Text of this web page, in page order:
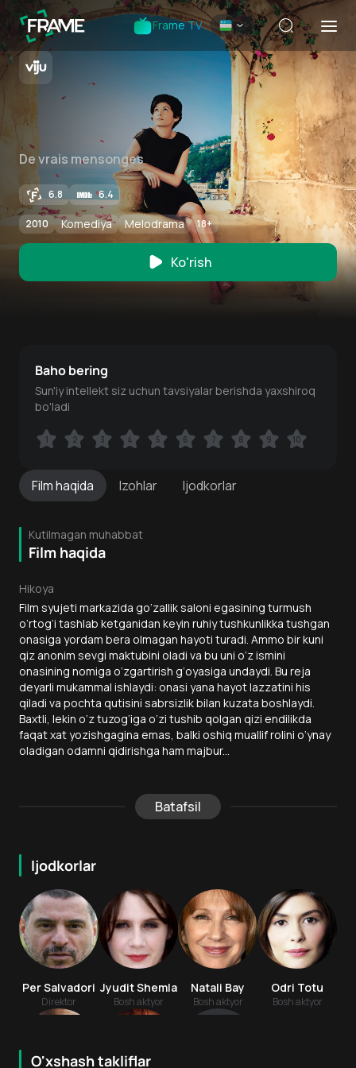
Frame TV
De vrais mensonges
6.8 6.4
2010 Komediya Melodrama 18+
Ko'rish
Filmhaqida Izohlar Ijodkorlar
Kutilmagan muhabbat
Film haqida
Hikoya
Film syujeti markazida go‘zallik saloni egasining turmush
o‘rtog‘i tashlab ketganidan keyin ruhiy tushkunlikka tushgan
onasiga yordam bera olmagan hayoti turadi. Ammo bir kuni
qiz anonim sevgi maktubini oladi va bu uni o‘z ismini
onasining nomiga o‘zgartirish g‘oyasiga undaydi. Bu reja
deyarli mukammal ishlaydi: onasi yana hayot lazzatini his
qiladi va pochta qutisini sabrsizlik bilan kuzata boshlaydi.
Baxtli, lekin o‘z tuzog‘iga o‘zi tushib qolgan qizi endilikda
faqat xat yozishgagina emas, balki oshiq muallif rolini o‘ynay
oladigan odamni qidirishga ham majbur...
Batafsil
Ijodkorlar
Per Salvadori
Direktor
Jyudit Shemla
Bosh aktyor
Natali Bay
Bosh aktyor
Odri Totu
Bosh aktyor
Baho bering
Sun'iy intellekt siz uchun tavsiyalar berishda yaxshiroq
bo'ladi
1 2 3 4 5 6 7 8 9 10
1 2 3 4 5 6 7 8 9 10
O'xshash takliflar
18 + 7.2